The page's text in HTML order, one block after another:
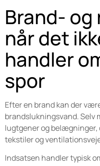
Brand- og
når det
handler
spor
Efter en brand kan der
brandslukningsvand. Selv
lugtgener og
tekstiler og
Indsatsen handler typisk